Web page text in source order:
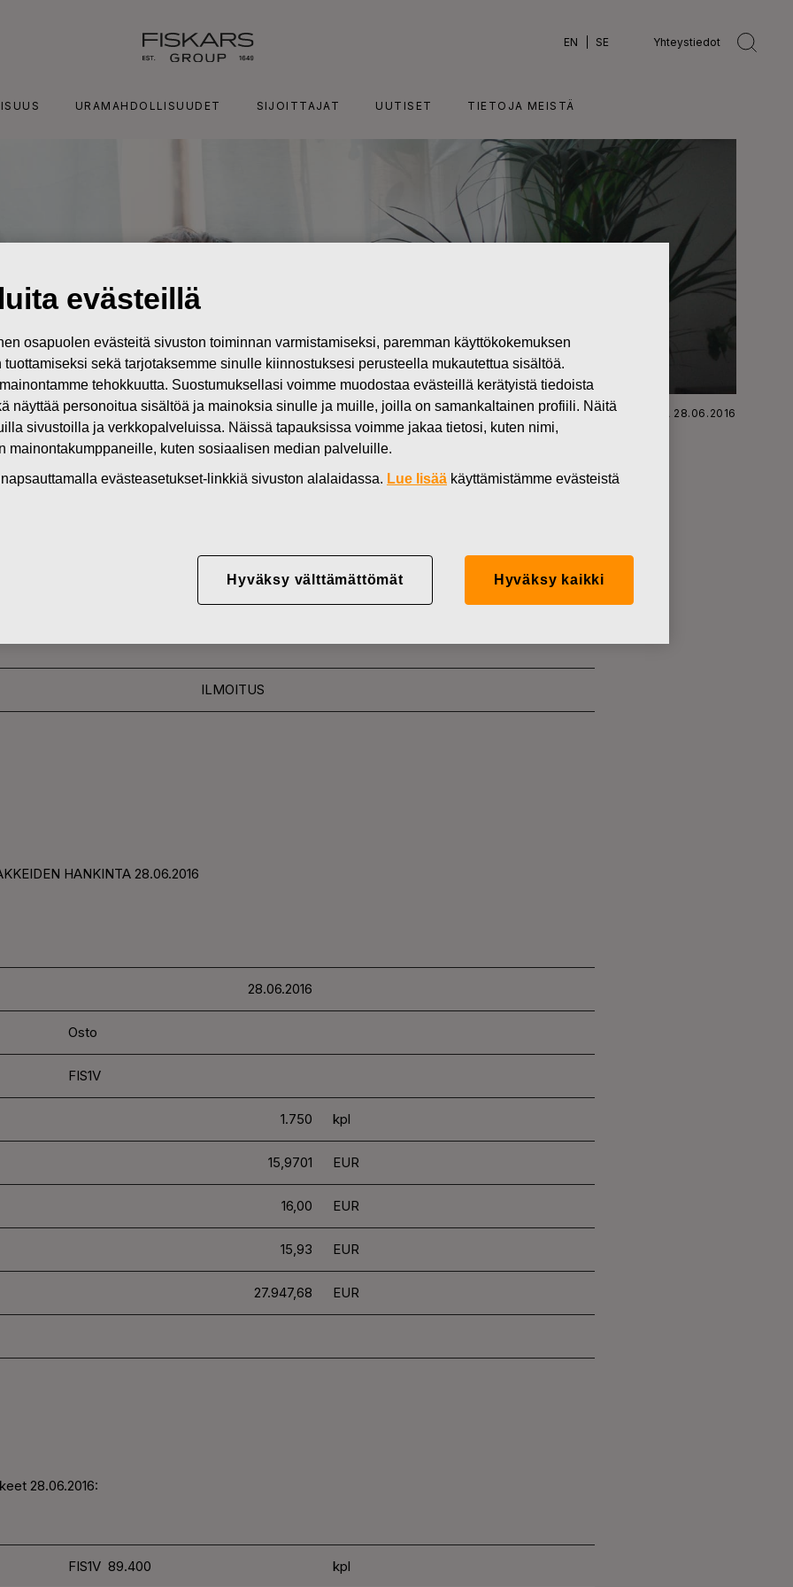
EN SE Yhteystiedot
URAMAHDOLLISUUDET SIJOITTAJAT UUTISET TIETOJA MEISTÄ
Uutiset FISKARS OYJ ABP:N OMIEN OSAKKEIDEN HANKINTA 28.06.2016
OMISTUKSESSA
ILMOITUS
HANKINTA 28.06.2016
28.06.2016
Osto
FIS1V
1.750 kpl
15,9701 EUR
16,00 EUR
15,93 EUR
27.947,68 EUR
28.06.2016:
FIS1V 89.400 kpl
evästeillä
osapuolen evästeitä sivuston toiminnan varmistamiseksi, paremman käyttökokemuksen
sekä tarjotaksemme sinulle kiinnostuksesi perusteella mukautettua sisältöä.
tehokkuutta. Suostumuksellasi voimme muodostaa evästeillä kerätyistä tiedoista
näyttää personoitua sisältöä ja mainoksia sinulle ja muille, joilla on samankaltainen profiili. Näitä
sivustoilla ja verkkopalveluissa. Näissä tapauksissa voimme jakaa tietosi, kuten nimi,
mainontakumppaneille, kuten sosiaalisen median palveluille.
evästeasetukset-linkkiä sivuston alalaidassa. Lue lisää käyttämistämme evästeistä
Hyväksy välttämättömät Hyväksy kaikki